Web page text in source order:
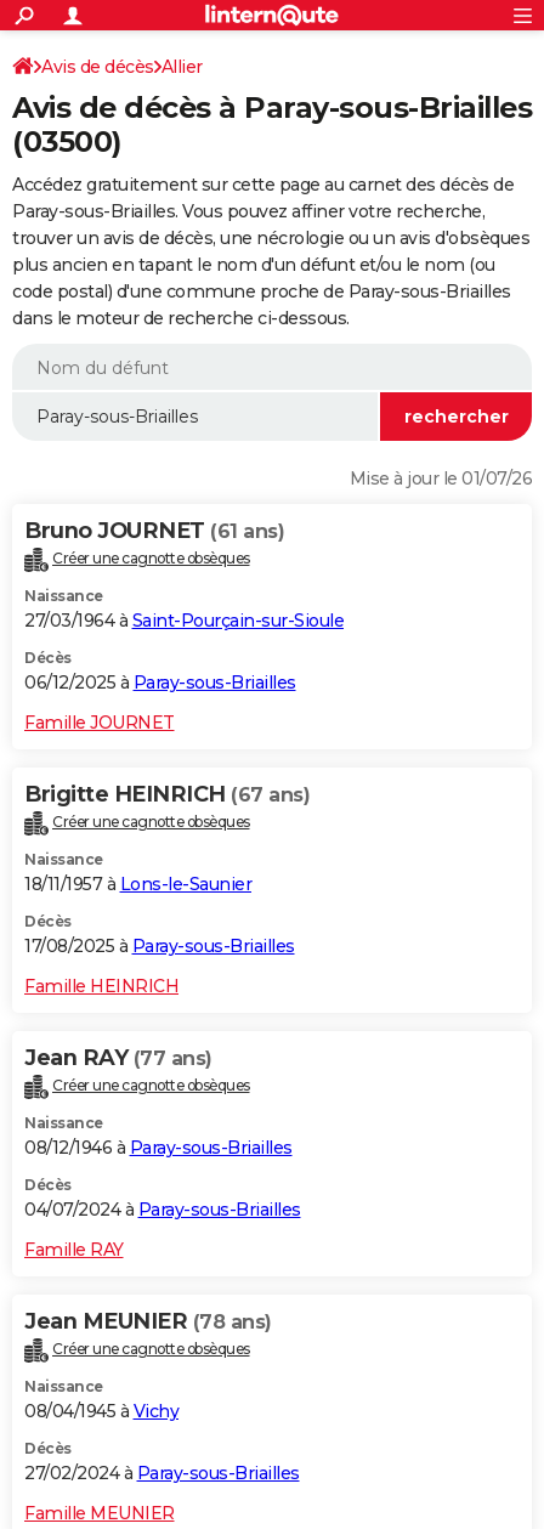
ACTUALITÉS
Politique
Société
Faits Divers
Education
Monde
Villes
+
SPORT
Coupe du monde 2026
Football
Tennis
Cyclisme
Rugby
Forum
FINANCE
Retraite
Impôts
Epargne
Immobilier
Risques naturels par ville
Banque
Assurance
Crédit
AUTO
Essais
Réserver un essai
Citadines
Berlines
SUV
Forum auto
+
HIGH-TECH
Mobiles
Meilleur smartphone
Internet
Ordinateurs
Jeux vidéo
Guide high-tech
+
BRICOLAGE
Forum
Aménagement intérieur
Extérieur
Cuisine
Salle de bains
Jardinage
Rangement
WEEK-END
Guides de France
Escapades
Patrimoine
Expositions
Musées
Week-end nature
LIFESTYLE
Alimentation
Guide de la santé
Maladies
Médicaments
Sommeil
VOYAGE
Destinations
City break
Voyage nature
Voyage de noces
Forum
Climat
+PHOTO
GUIDES D'ACHAT
BONS PLANS
CARTE DE VOEUX
Dictionnaire
Biographies
Citations
Expressions
Proverbes
PROGRAMME TV
COPAINS D'AVANT
S'inscrire
Se connecter
Lycées
Collèges
Primaires
Universités
Entreprises
Service militaire
Avis de recherche
AVIS DE DÉCÈS
Avis de décès Allier
Avis de décès à Paray-sous-Briailles
(03500)
Accédez gratuitement sur cette page au carnet des décès de
Paray-sous-Briailles. Vous pouvez affiner votre recherche,
trouver un avis de décès, une nécrologie ou un avis d'obsèques
plus ancien en tapant le nom d'un défunt et/ou le nom (ou
code postal) d'une commune proche de Paray-sous-Briailles
dans le moteur de recherche ci-dessous.
Mise à jour le 01/07/26
Bruno JOURNET (61 ans)
Créer une cagnotte obsèques
Naissance
27/03/1964 à Saint-Pourçain-sur-Sioule
Décès
06/12/2025 à Paray-sous-Briailles
Famille JOURNET
Brigitte HEINRICH (67 ans)
Créer une cagnotte obsèques
Naissance
18/11/1957 à Lons-le-Saunier
Décès
17/08/2025 à Paray-sous-Briailles
Famille HEINRICH
Jean RAY (77 ans)
Créer une cagnotte obsèques
Naissance
08/12/1946 à Paray-sous-Briailles
Décès
04/07/2024 à Paray-sous-Briailles
Famille RAY
Jean MEUNIER (78 ans)
Créer une cagnotte obsèques
Naissance
08/04/1945 à Vichy
Décès
27/02/2024 à Paray-sous-Briailles
Famille MEUNIER